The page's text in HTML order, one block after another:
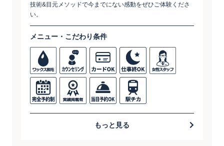
技術&目元メソッドで今までにない感動をぜひご体験くださ
い。
メニュー・こだわり条件
もっと見る